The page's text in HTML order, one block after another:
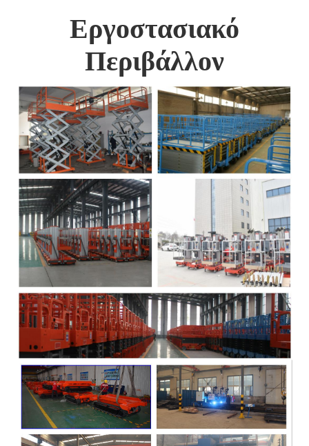
Εργοστασιακό
Περιβάλλον